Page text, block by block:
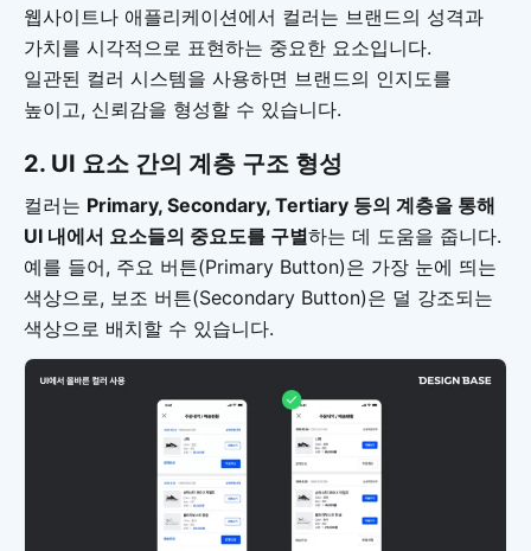
웹사이트나 애플리케이션에서 컬러는 브랜드의 성격과
가치를 시각적으로 표현하는 중요한 요소입니다.
일관된 컬러 시스템을 사용하면 브랜드의 인지도를
높이고, 신뢰감을 형성할 수 있습니다.
2. UI 요소 간의 계층 구조 형성
컬러는 Primary, Secondary, Tertiary 등의 계층을 통해
UI 내에서 요소들의 중요도를 구별하는 데 도움을 줍니다.
예를 들어, 주요 버튼(Primary Button)은 가장 눈에 띄는
색상으로, 보조 버튼(Secondary Button)은 덜 강조되는
색상으로 배치할 수 있습니다.